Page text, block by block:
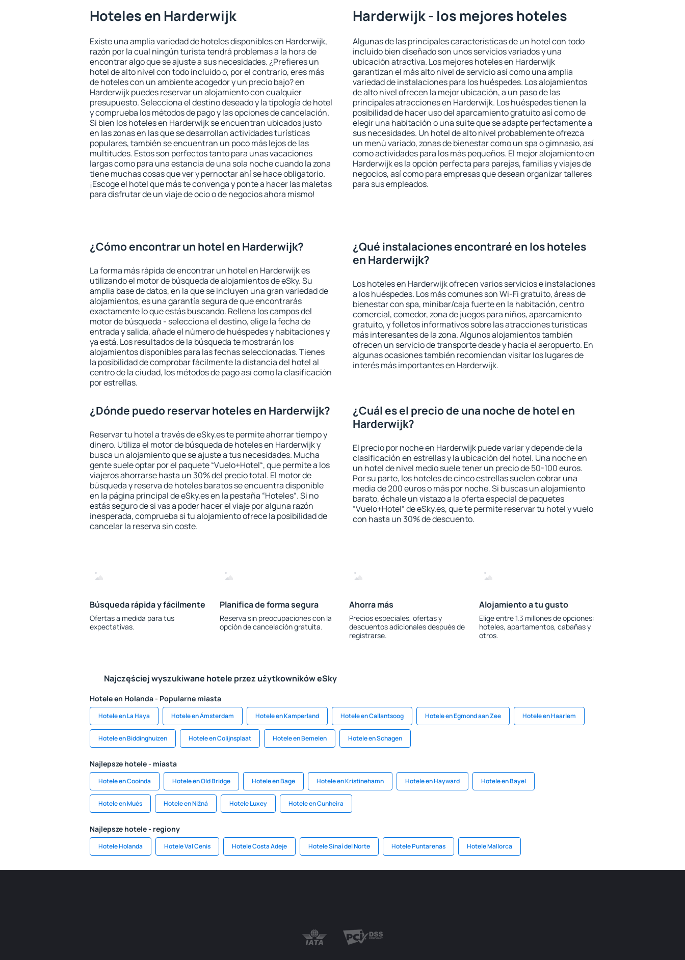
Hoteles en Harderwijk
Existe una amplia variedad de hoteles disponibles en Harderwijk,
razón por la cual ningún turista tendrá problemas a la hora de
encontrar algo que se ajuste a sus necesidades. ¿Prefieres un
hotel de alto nivel con todo incluido o, por el contrario, eres más
de hoteles con un ambiente acogedor y un precio bajo? en
Harderwijk puedes reservar un alojamiento con cualquier
presupuesto. Selecciona el destino deseado y la tipología de hotel
y comprueba los métodos de pago y las opciones de cancelación.
Si bien los hoteles en Harderwijk se encuentran ubicados justo
en las zonas en las que se desarrollan actividades turísticas
populares, también se encuentran un poco más lejos de las
multitudes. Estos son perfectos tanto para unas vacaciones
largas como para una estancia de una sola noche cuando la zona
tiene muchas cosas que ver y pernoctar ahí se hace obligatorio.
¡Escoge el hotel que más te convenga y ponte a hacer las maletas
para disfrutar de un viaje de ocio o de negocios ahora mismo!
Harderwijk - los mejores hoteles
Algunas de las principales características de un hotel con todo
incluido bien diseñado son unos servicios variados y una
ubicación atractiva. Los mejores hoteles en Harderwijk
garantizan el más alto nivel de servicio así como una amplia
variedad de instalaciones para los huéspedes. Los alojamientos
de alto nivel ofrecen la mejor ubicación, a un paso de las
principales atracciones en Harderwijk. Los huéspedes tienen la
posibilidad de hacer uso del aparcamiento gratuito así como de
elegir una habitación o una suite que se adapte perfectamente a
sus necesidades. Un hotel de alto nivel probablemente ofrezca
un menú variado, zonas de bienestar como un spa o gimnasio, así
como actividades para los más pequeños. El mejor alojamiento en
Harderwijk es la opción perfecta para parejas, familias y viajes de
negocios, así como para empresas que desean organizar talleres
para sus empleados.
¿Cómo encontrar un hotel en Harderwijk?
La forma más rápida de encontrar un hotel en Harderwijk es
utilizando el motor de búsqueda de alojamientos de eSky. Su
amplia base de datos, en la que se incluyen una gran variedad de
alojamientos, es una garantía segura de que encontrarás
exactamente lo que estás buscando. Rellena los campos del
motor de búsqueda - selecciona el destino, elige la fecha de
entrada y salida, añade el número de huéspedes y habitaciones y
ya está. Los resultados de la búsqueda te mostrarán los
alojamientos disponibles para las fechas seleccionadas. Tienes
la posibilidad de comprobar fácilmente la distancia del hotel al
centro de la ciudad, los métodos de pago así como la clasificación
por estrellas.
¿Qué instalaciones encontraré en los hoteles
en Harderwijk?
Los hoteles en Harderwijk ofrecen varios servicios e instalaciones
a los huéspedes. Los más comunes son Wi-Fi gratuito, áreas de
bienestar con spa, minibar/caja fuerte en la habitación, centro
comercial, comedor, zona de juegos para niños, aparcamiento
gratuito, y folletos informativos sobre las atracciones turísticas
más interesantes de la zona. Algunos alojamientos también
ofrecen un servicio de transporte desde y hacia el aeropuerto. En
algunas ocasiones también recomiendan visitar los lugares de
interés más importantes en Harderwijk.
¿Dónde puedo reservar hoteles en Harderwijk?
Reservar tu hotel a través de eSky.es te permite ahorrar tiempo y
dinero. Utiliza el motor de búsqueda de hoteles en Harderwijk y
busca un alojamiento que se ajuste a tus necesidades. Mucha
gente suele optar por el paquete “Vuelo+Hotel“, que permite a los
viajeros ahorrarse hasta un 30% del precio total. El motor de
búsqueda y reserva de hoteles baratos se encuentra disponible
en la página principal de eSky.es en la pestaña “Hoteles“. Si no
estás seguro de si vas a poder hacer el viaje por alguna razón
inesperada, comprueba si tu alojamiento ofrece la posibilidad de
cancelar la reserva sin coste.
¿Cuál es el precio de una noche de hotel en
Harderwijk?
El precio por noche en Harderwijk puede variar y depende de la
clasificación en estrellas y la ubicación del hotel. Una noche en
un hotel de nivel medio suele tener un precio de 50-100 euros.
Por su parte, los hoteles de cinco estrellas suelen cobrar una
media de 200 euros o más por noche. Si buscas un alojamiento
barato, échale un vistazo a la oferta especial de paquetes
“Vuelo+Hotel“ de eSky.es, que te permite reservar tu hotel y vuelo
con hasta un 30% de descuento.
Búsqueda rápida y fácilmente
Ofertas a medida para tus
expectativas.
Planifica de forma segura
Reserva sin preocupaciones con la
opción de cancelación gratuita.
Ahorra más
Precios especiales, ofertas y
descuentos adicionales después de
registrarse.
Alojamiento a tu gusto
Elige entre 1.3 millones de opciones:
hoteles, apartamentos, cabañas y
otros.
Najczęściej wyszukiwane hotele przez użytkowników eSky
Hotele en Holanda - Popularne miasta
Hotele en La Haya Hotele en Ámsterdam Hotele en Kamperland Hotele en Callantsoog Hotele en Egmond aan Zee Hotele en Haarlem
Hotele en Biddinghuizen Hotele en Colijnsplaat Hotele en Bemelen Hotele en Schagen
Najlepsze hotele - miasta
Hotele en Cooinda Hotele en Old Bridge Hotele en Bage Hotele en Kristinehamn Hotele en Hayward Hotele en Bayel
Hotele en Mués Hotele en Nižná Hotele Luxey Hotele en Cunheira
Najlepsze hotele - regiony
Hotele Holanda Hotele Val Cenis Hotele Costa Adeje Hotele Sinaí del Norte Hotele Puntarenas Hotele Mallorca